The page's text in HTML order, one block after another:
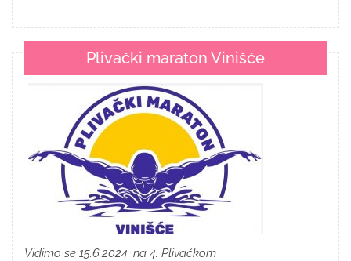
Plivački maraton Vinišće
Vidimo se 15.6.2024. na 4. Plivačkom